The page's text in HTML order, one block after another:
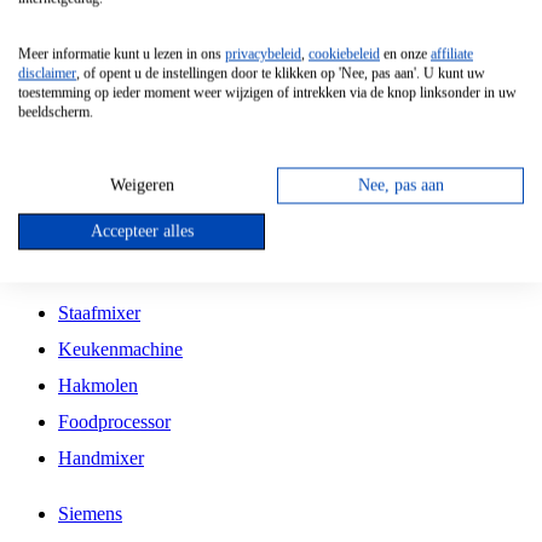
Vrijstaande Magnetron
Vrijstaande Kookplaat
Inbouw Gaskookplaat
Inbouw Keramische Kookplaat
Kookplaat Accessoires
Staafmixer
Keukenmachine
Hakmolen
Foodprocessor
Handmixer
Siemens
Meer informatie kunt u lezen in ons privacybeleid, cookiebeleid en onze affiliate
disclaimer, of opent u de instellingen door te klikken op 'Nee, pas aan'. U kunt uw
toestemming op ieder moment weer wijzigen of intrekken via de knop linksonder in uw
beeldscherm.
Weigeren Nee, pas aan
Accepteer alles